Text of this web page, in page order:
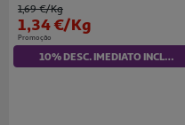
Price reduced from
1,69 €/Kgto
1,34 €/Kg
Promoção
10% DESC. IMEDIATO INCLUÍDO